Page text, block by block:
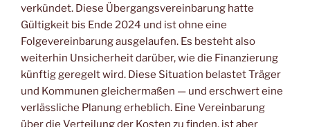
verkündet. Diese Übergangsvereinbarung hatte
Gültigkeit bis Ende 2024 und ist ohne eine
Folgevereinbarung ausgelaufen. Es besteht also
weiterhin Unsicherheit darüber, wie die Finanzierung
künftig geregelt wird. Diese Situation belastet Träger
und Kommunen gleichermaßen — und erschwert eine
verlässliche Planung erheblich. Eine Vereinbarung
über die Verteilung der Kosten zu finden, ist aber